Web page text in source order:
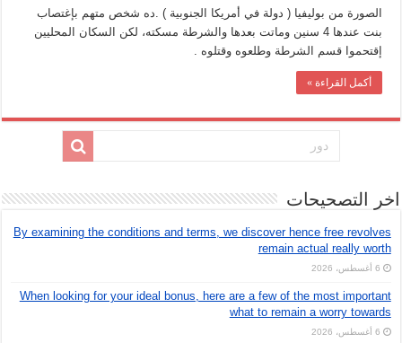
الصورة من بوليفيا ( دولة في أمريكا الجنوبية ) .ده شخص متهم بإغتصاب
بنت عندها 4 سنين وماتت بعدها والشرطة مسكته، لكن السكان المحليين
إقتحموا قسم الشرطة وطلعوه وقتلوه .
أكمل القراءة »
اخر التصحيحات
By examining the conditions and terms, we discover hence free revolves
remain actual really worth
6 أغسطس، 2026
When looking for your ideal bonus, here are a few of the most important
what to remain a worry towards
6 أغسطس، 2026